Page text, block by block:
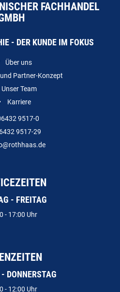
FACHHANDEL
- DER KUNDE IM FOKUS
Über uns
Partner-Konzept
Unser Team
Karriere
9517-0
9517-29
- FREITAG
- 17:00 Uhr
DONNERSTAG
- 12:00 Uhr